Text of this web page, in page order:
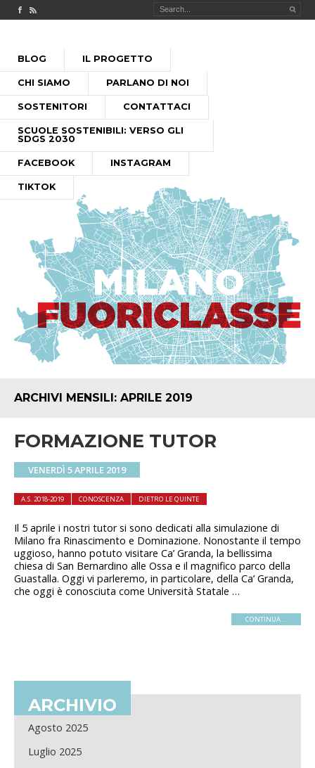
Check out our Facebook page
MILANO FUORICLASSE RSS feed
MENU PRINCIPALE
PASSA
CONTENUTO
BLOG IL PROGETTO
CHI SIAMO PARLANO DI NOI
SOSTENITORI CONTATTACI
SCUOLE SOSTENIBILI: VERSO GLI
SDGS 2030
FACEBOOK INSTAGRAM
TIKTOK
ARCHIVI MENSILI: APRILE 2019
FORMAZIONE TUTOR
VENERDÌ 5 APRILE 2019
A.S. 2018-2019 CONOSCENZA DIETRO LE QUINTE
Il 5 aprile i nostri tutor si sono dedicati alla simulazione di
Milano fra Rinascimento e Dominazione. Nonostante il tempo
uggioso, hanno potuto visitare Ca’ Granda, la bellissima
chiesa di San Bernardino alle Ossa e il magnifico parco della
Guastalla. Oggi vi parleremo, in particolare, della Ca’ Granda,
che oggi è conosciuta come Università Statale …
CONTINUA...
ARCHIVIO
Agosto 2025
Luglio 2025